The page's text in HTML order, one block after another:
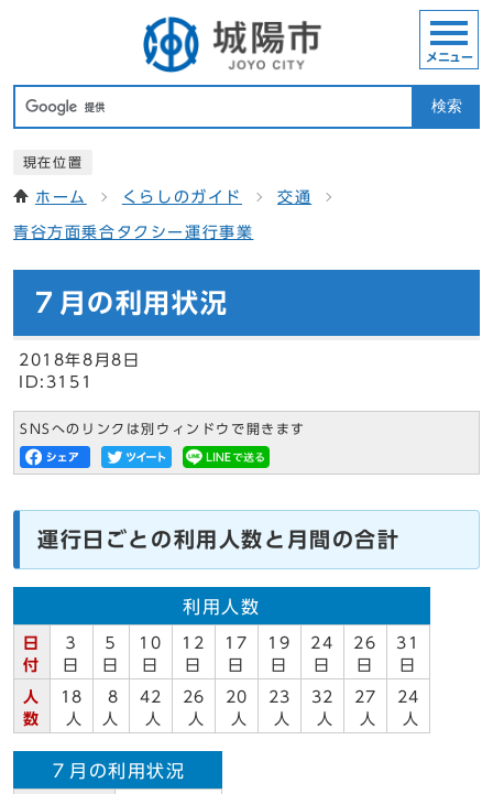
検索
メニュー
現在位置
ホーム くらしのガイド 交通
青谷方面乗合タクシー運行事業
７月の利用状況
2018年8月8日
ID:3151
SNSへのリンクは別ウィンドウで開きます
運行日ごとの利用人数と月間の合計
利用人数
日
付
３
日
５
日
10
日
12
日
17
日
19
日
24
日
26
日
31
日
人
数
18
人
8
人
42
人
26
人
20
人
23
人
32
人
27
人
24
人
７月の利用状況